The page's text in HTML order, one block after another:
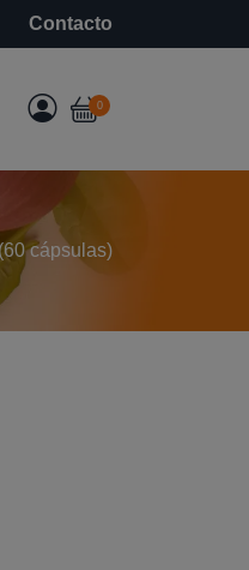
Contacto
0
cápsulas)